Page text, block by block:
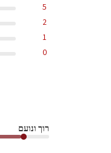
5
2
1
0
רוך ונועם